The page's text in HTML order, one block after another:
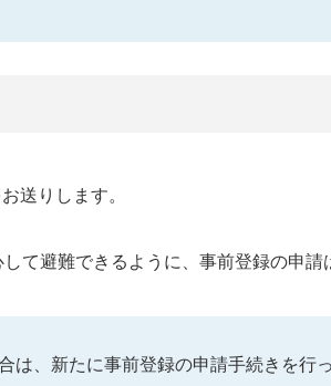
送りします。
て避難できるように、事前登録の申請
、新たに事前登録の申請手続きを行